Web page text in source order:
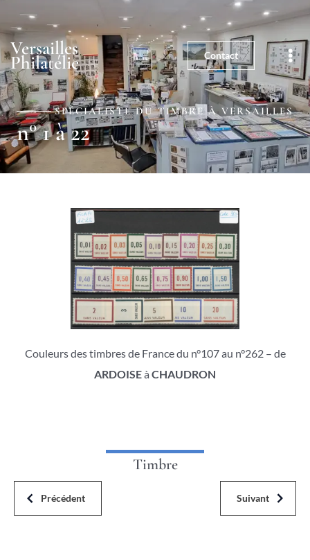
5, rue de la Paroisse - 78000
Versailles
Versailles
Philatélie Contact
SPÉCIALISTE DU TIMBRE À VERSAILLES
n° 1 à 22
Couleurs des timbres de France du n°107 au n°262 – de
ARDOISEà CHAUDRON
Précédent Suivant
Timbre